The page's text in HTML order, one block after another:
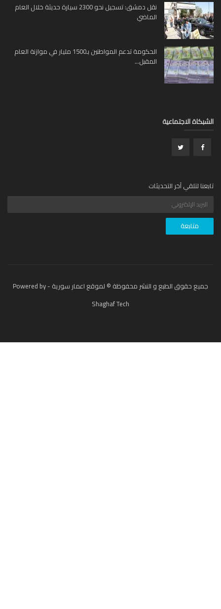
نقل دمشق: تسجيل نحو 2300 سيارة حديثة خلال العام
الماضي
الحكومة تدعم المواطنين بـ1500 مليار في موازنة العام
المقبل...
الاجتماعية
لتلقي آخر التحديثات
جميع حقوق الطبع و النشر محفوظة © لموقع اعمار سورية - Powered by
Shaghaf Tech